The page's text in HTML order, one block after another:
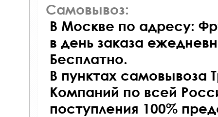
Самовывоз:
В Москве по адресу:
в день заказа
Бесплатно.
В пунктах самовывоза
Компаний по всей
поступления 100%